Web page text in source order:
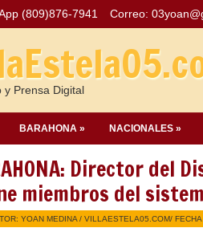
(809)876-7941 Correo:
y Prensa Digital
BARAHONA » NACIONALES »
Director del
miembros del
YOAN MEDINA / VILLAESTELA05.COM/ FECHA